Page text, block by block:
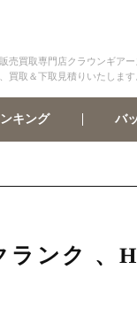
売買取専門店クラウンギアー
買取＆下取見積りいたします
キング バ
ランク